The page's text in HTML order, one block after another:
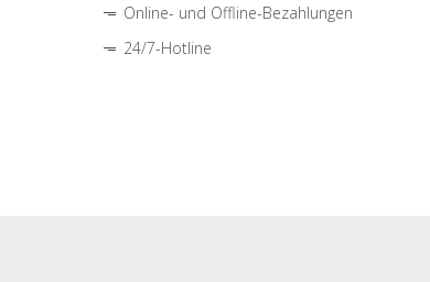
Online- und Offline-Bezahlungen
24/7-Hotline